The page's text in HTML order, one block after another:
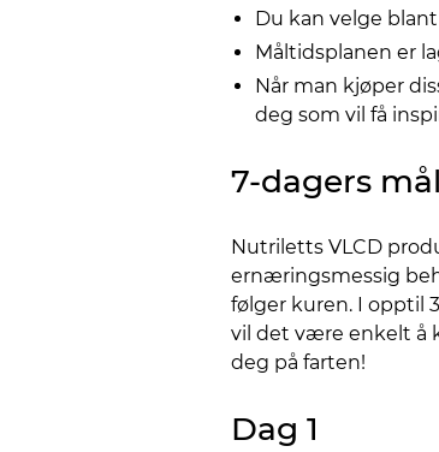
Du kan velge
Måltidsplanen er
Når man kjøper
deg som vil få
7-dagers
Nutriletts VLCD
ernæringsmessig
følger kuren. I opptil
vil det være enkelt å
deg på farten!
Dag 1